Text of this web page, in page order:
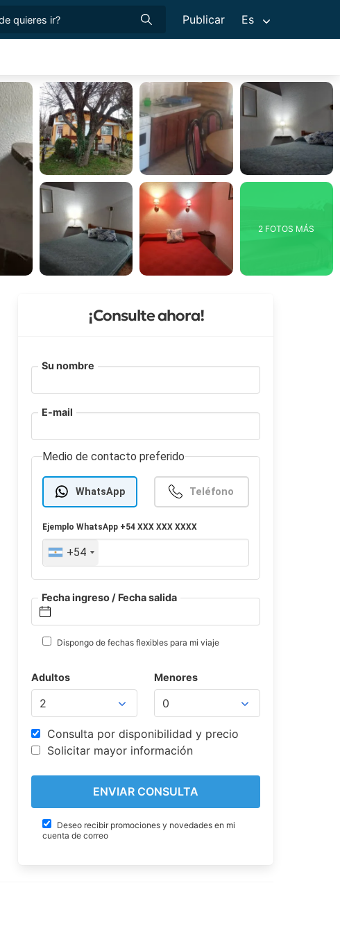
Publicar Es
2 FOTOS MÁS
¡Consulte ahora!
Su nombre
E-mail
Medio de contacto preferido
WhatsApp Teléfono
EjemploWhatsApp +54 XXX XXX XXXX
+54
Fecha ingreso / Fecha salida
Dispongo de fechas flexibles para mi viaje
Adultos Menores
Consulta por disponibilidad y precio
Solicitar mayor información
Deseo recibir promociones y novedades en mi
cuenta de correo